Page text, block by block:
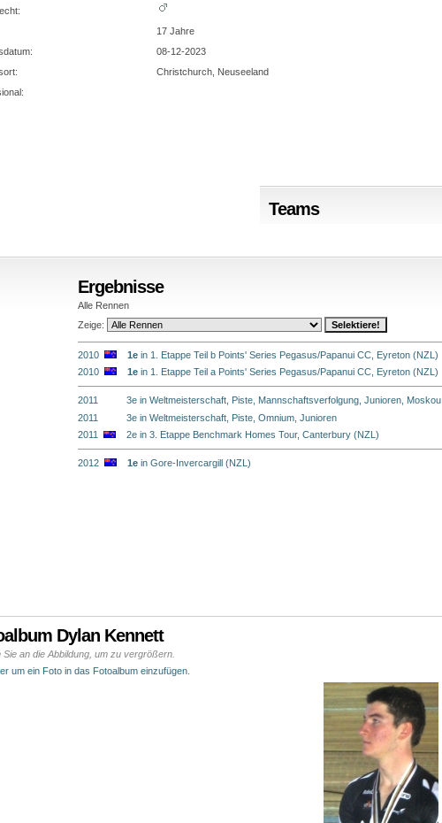
17 Jahre
08-12-2023
Christchurch, Neuseeland
Teams
Ergebnisse
Alle Rennen
Zeige:
2010 1e in 1. Etappe Teil b Points' Series Pegasus/Papanui CC, Eyreton (NZL)
2010
1e in 1. Etappe Teil a Points' Series Pegasus/Papanui CC, Eyreton (NZL)
2011
3e in Weltmeisterschaft, Piste, Mannschaftsverfolgung, Junioren, Moskou
2011
3e in Weltmeisterschaft, Piste, Omnium, Junioren
2011
2e in 3. Etappe Benchmark Homes Tour, Canterbury (NZL)
2012 1e in Gore-Invercargill (NZL)
Dylan Kennett
Sie an die Abbildung, um zu vergrößern.
um ein Foto in das Fotoalbum einzufügen.